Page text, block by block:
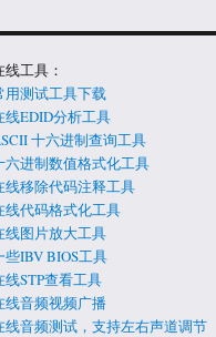
HEX);
线工具：
用测试工具下载
线EDID分析工具
十六进制查询工具
六进制数值格式化工具
线移除代码注释工具
线代码格式化工具
线图片放大工具
些IBV BIOS工具
线STP查看工具
线音频视频广播
线音频测试，支持左右声道调节